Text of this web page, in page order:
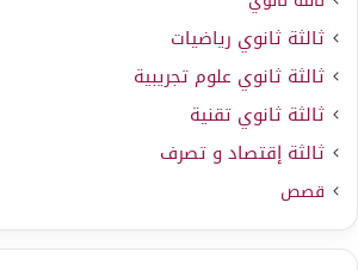
ثالثة ثانوي رياضيات
ثالثة ثانوي علوم تجريبية
ثالثة ثانوي تقنية
ثالثة إقتصاد و تصرف
قصص